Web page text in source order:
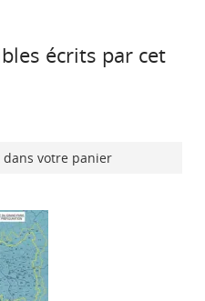
écrits par cet
votre panier